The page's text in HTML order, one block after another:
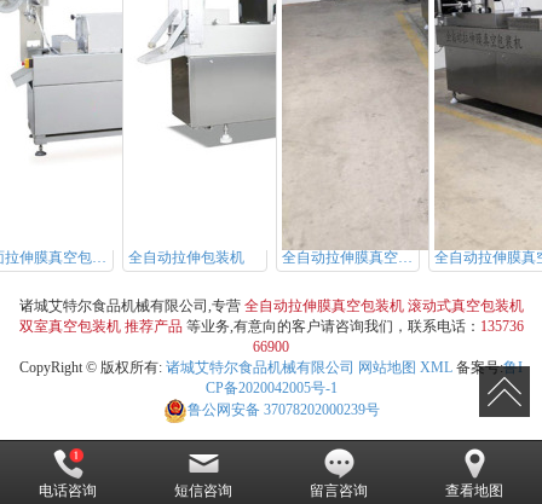
双面拉伸膜真空包装机 全自动拉伸包装机 全自动拉伸膜真空包装机
诸城艾特尔食品机械有限公司,专营 全自动拉伸膜真空包装机 滚动式真空包装机
双室真空包装机 推荐产品等业务,有意向的客户请咨询我们，联系电话： 135736
66900
CopyRight © 版权所有: 诸城艾特尔食品机械有限公司 网站地图 XML 备案号:鲁I
CP备2020042005号-1
鲁公网安备37078202000239号
电话咨询 短信咨询 留言咨询 查看地图